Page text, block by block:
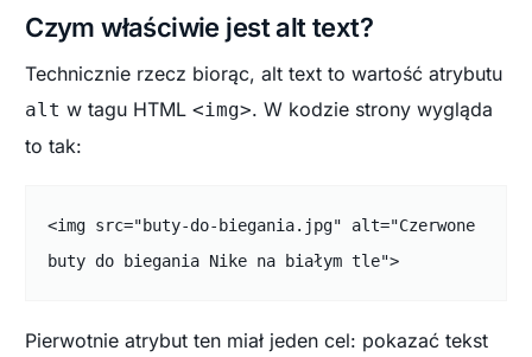
Czym właściwie jest alt text?
Technicznie rzecz biorąc, alt text to wartość atrybutu
alt w tagu HTML<img>. W kodzie strony wygląda
to tak:
<img src="buty-do-biegania.jpg" alt="Czerwone
buty do biegania Nike na białym tle">
Pierwotnie atrybut ten miał jeden cel: pokazać tekst